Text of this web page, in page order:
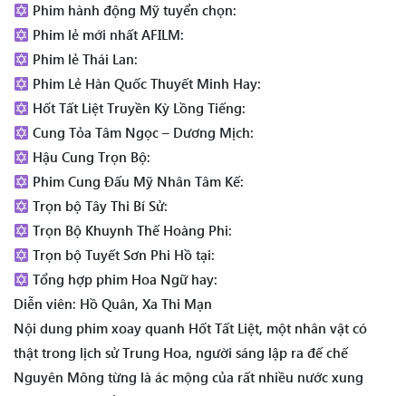
Phim hành động Mỹ tuyển chọn:
Phim lẻ mới nhất AFILM:
Phim lẻ Thái Lan:
Phim Lẻ Hàn Quốc Thuyết Minh Hay:
Hốt Tất Liệt Truyền Kỳ Lồng Tiếng:
Cung Tỏa Tâm Ngọc – Dương Mịch:
Hậu Cung Trọn Bộ:
Phim Cung Đấu Mỹ Nhân Tâm Kế:
Trọn bộ Tây Thi Bí Sử:
Trọn Bộ Khuynh Thế Hoàng Phi:
Trọn bộ Tuyết Sơn Phi Hồ tại:
Tổng hợp phim Hoa Ngữ hay:
Diễn viên: Hồ Quân, Xa Thi Mạn
Nội dung phim xoay quanh Hốt Tất Liệt, một nhân vật có
thật trong lịch sử Trung Hoa, người sáng lập ra đế chế
Nguyên Mông từng là ác mộng của rất nhiều nước xung